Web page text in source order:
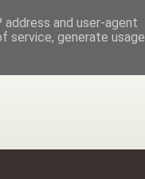
and user-agent
service, generate usage